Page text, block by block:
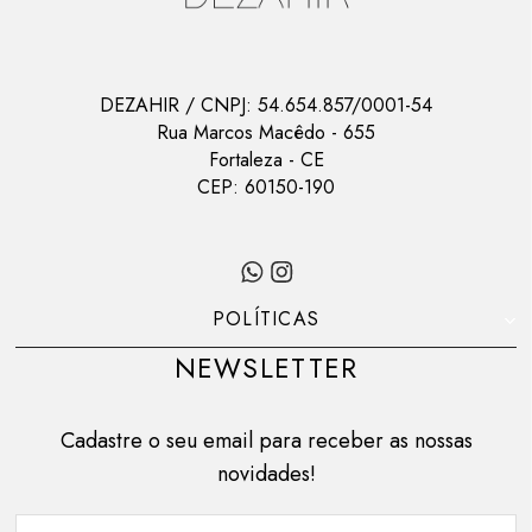
DEZAHIR / CNPJ: 54.654.857/0001-54
Rua Marcos Macêdo - 655
Fortaleza - CE
CEP: 60150-190
POLÍTICAS
NEWSLETTER
Cadastre o seu email para receber as nossas
novidades!